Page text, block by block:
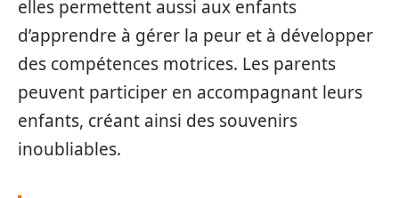
elles permettent aussi aux enfants
d’apprendre à gérer la peur et à développer
des compétences motrices. Les parents
peuvent participer en accompagnant leurs
enfants, créant ainsi des souvenirs
inoubliables.